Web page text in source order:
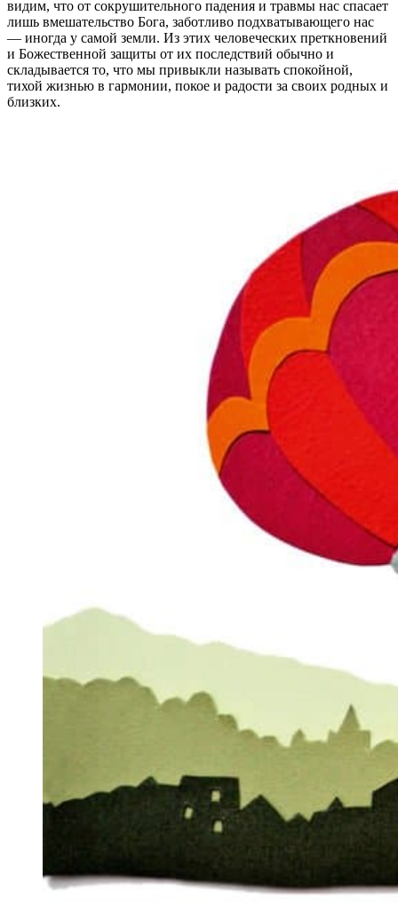
видим, что от сокрушительного падения и травмы нас спасает
лишь вмешательство Бога, заботливо подхватывающего нас
— иногда у самой земли. Из этих человеческих преткновений
и Божественной защиты от их последствий обычно и
складывается то, что мы привыкли называть спокойной,
тихой жизнью в гармонии, покое и радости за своих родных и
близких.